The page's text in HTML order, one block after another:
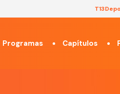
T13
Programas Capítulos